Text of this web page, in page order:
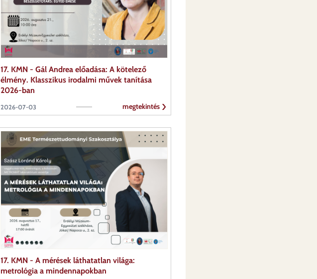
17. KMN - Gál Andrea előadása: A kötelező
élmény. Klasszikus irodalmi művek tanítása
2026-ban
2026-07-03 megtekintés
17. KMN - A mérések láthatatlan világa:
metrológia a mindennapokban